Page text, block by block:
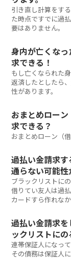
引き直し計算をす
た時点ですでに過
要はありません。
身内が亡くな
求できる！
もし亡くなられた
返済したとしたら
性があります。
おまとめロー
求できる？
おまとめローン（
過払い金請求
通らない可能性
ブラックリストに
借りてい友人は過
カードすら作れな
過払い金請求
ックリストに
連帯保証人になっ
その債務は保証人